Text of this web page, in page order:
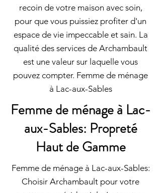
recoin de votre maison avec soin,
pour que vous puissiez profiter d'un
espace de vie impeccable et sain. La
qualité des services de Archambault
est une valeur sur laquelle vous
pouvez compter. Femme de ménage
à Lac-aux-Sables
Femme de ménage à Lac-
aux-Sables: Propreté
Haut de Gamme
Femme de ménage à Lac-aux-Sables:
Choisir Archambault pour votre